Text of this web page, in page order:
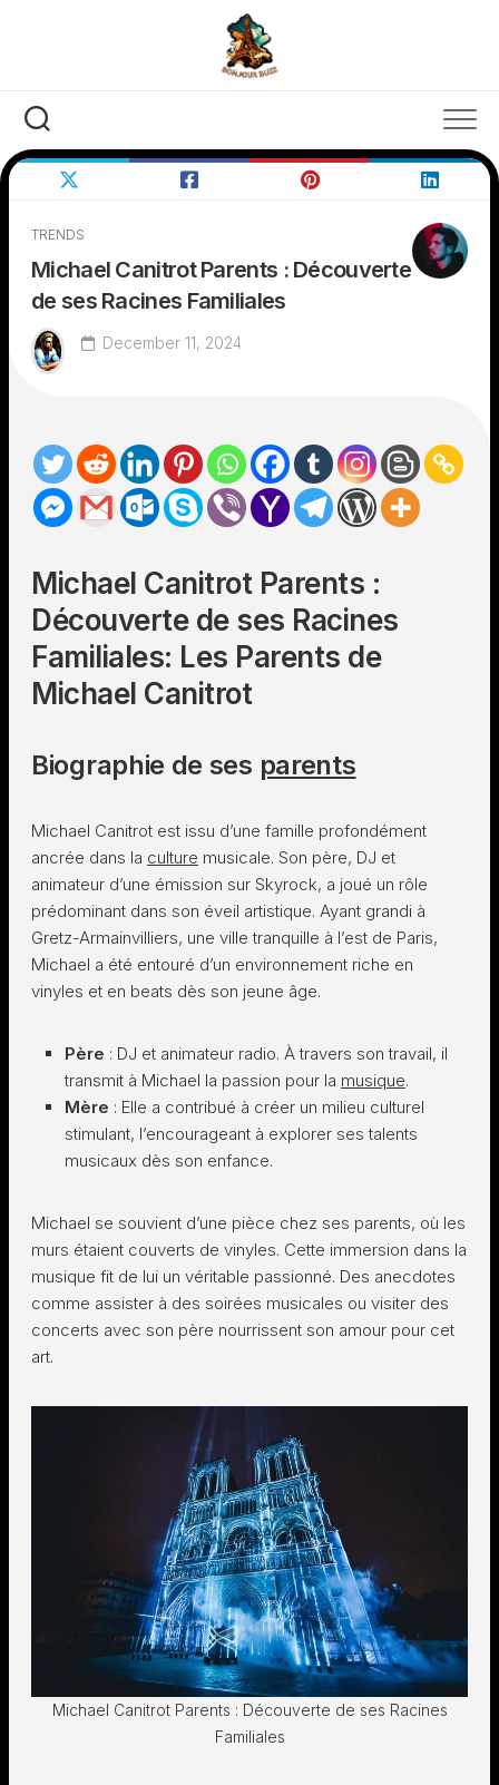
TRENDS
Michael Canitrot Parents : Découverte
de ses Racines Familiales
December 11, 2024
Michael Canitrot Parents :
Découverte de ses Racines
Familiales: Les Parents de
Michael Canitrot
Biographie de ses parents
Michael Canitrot est issu d’une famille profondément
ancrée dans la culture musicale. Son père, DJ et
animateur d’une émission sur Skyrock, a joué un rôle
prédominant dans son éveil artistique. Ayant grandi à
Gretz-Armainvilliers, une ville tranquille à l’est de Paris,
Michael a été entouré d’un environnement riche en
vinyles et en beats dès son jeune âge.
Père : DJ et animateur radio. À travers son travail, il
transmit à Michael la passion pour la musique.
Mère : Elle a contribué à créer un milieu culturel
stimulant, l’encourageant à explorer ses talents
musicaux dès son enfance.
Michael se souvient d’une pièce chez ses parents, où les
murs étaient couverts de vinyles. Cette immersion dans la
musique fit de lui un véritable passionné. Des anecdotes
comme assister à des soirées musicales ou visiter des
concerts avec son père nourrissent son amour pour cet
art.
Michael Canitrot Parents : Découverte de ses Racines
Familiales